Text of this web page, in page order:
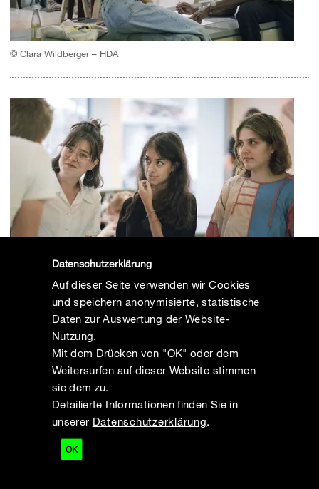
© Clara Wildberger – HDA
© Clara Wildberger – HDA
Datenschutzerklärung
Auf dieser Seite verwenden wir Cookies
und speichern anonymisierte, statistische
Daten zur Auswertung der Website-
Nutzung.
Mit dem Drücken von "OK" oder dem
Weitersurfen auf dieser Website stimmen
sie dem zu.
Detailierte Informationen finden Sie in
unserer Datenschutzerklärung.
OK